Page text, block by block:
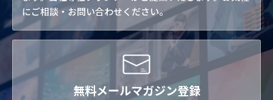
にご相談・お問い合わせください。
無料メールマガジン登録